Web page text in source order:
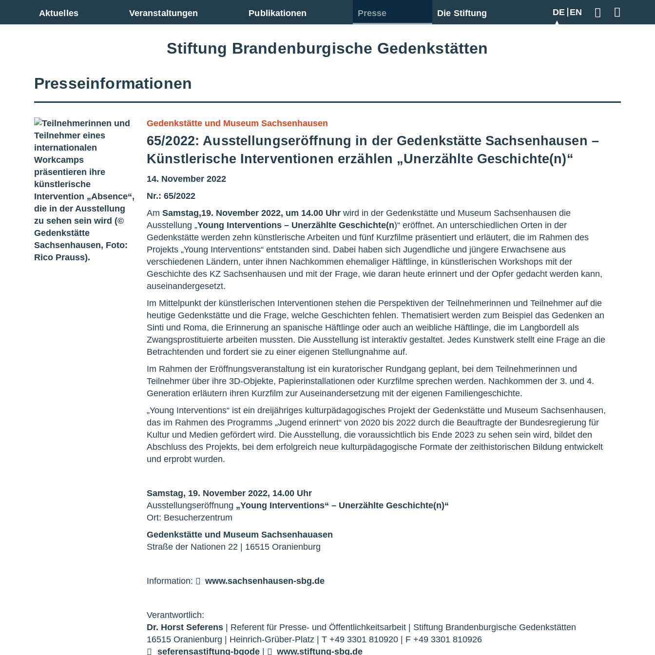
Aktuelles Veranstaltungen Publikationen Presse Die Stiftung DE EN
Zur Gesamtübersicht
Stiftung Brandenburgische Gedenkstätten
Presseinformationen
Gedenkstätte und Museum Sachsenhausen
65/2022: Ausstellungseröffnung in der Gedenkstätte Sachsenhausen –
Künstlerische Interventionen erzählen „Unerzählte Geschichte(n)“
14. November 2022
Nr.: 65/2022
AmSamstag,19. November 2022, um 14.00 Uhr wird in der Gedenkstätte und Museum Sachsenhausen die
Ausstellung „Young Interventions – Unerzählte Geschichte(n)“ eröffnet. An unterschiedlichen Orten in der
Gedenkstätte werden zehn künstlerische Arbeiten und fünf Kurzfilme präsentiert und erläutert, die im Rahmen des
Projekts „Young Interventions“ entstanden sind. Dabei haben sich Jugendliche und jüngere Erwachsene aus
verschiedenen Ländern, unter ihnen Nachkommen ehemaliger Häftlinge, in künstlerischen Workshops mit der
Geschichte des KZ Sachsenhausen und mit der Frage, wie daran heute erinnert und der Opfer gedacht werden kann,
auseinandergesetzt.
Im Mittelpunkt der künstlerischen Interventionen stehen die Perspektiven der Teilnehmerinnen und Teilnehmer auf die
heutige Gedenkstätte und die Frage, welche Geschichten fehlen. Thematisiert werden zum Beispiel das Gedenken an
Sinti und Roma, die Erinnerung an spanische Häftlinge oder auch an weibliche Häftlinge, die im Langbordell als
Zwangsprostituierte arbeiten mussten. Die Ausstellung ist interaktiv gestaltet. Jedes Kunstwerk stellt eine Frage an die
Betrachtenden und fordert sie zu einer eigenen Stellungnahme auf.
Im Rahmen der Eröffnungsveranstaltung ist ein kuratorischer Rundgang geplant, bei dem Teilnehmerinnen und
Teilnehmer über ihre 3D-Objekte, Papierinstallationen oder Kurzfilme sprechen werden. Nachkommen der 3. und 4.
Generation erläutern ihren Kurzfilm zur Auseinandersetzung mit der eigenen Familiengeschichte.
„Young Interventions“ ist ein dreijähriges kulturpädagogisches Projekt der Gedenkstätte und Museum Sachsenhausen,
das im Rahmen des Programms „Jugend erinnert“ von 2020 bis 2022 durch die Beauftragte der Bundesregierung für
Kultur und Medien gefördert wird. Die Ausstellung, die voraussichtlich bis Ende 2023 zu sehen sein wird, bildet den
Abschluss des Projekts, bei dem erfolgreich neue kulturpädagogische Formate der zeithistorischen Bildung entwickelt
und erprobt wurden.
Samstag, 19. November 2022, 14.00 Uhr
Ausstellungseröffnung „Young Interventions“ – Unerzählte Geschichte(n)“
Ort: Besucherzentrum
Gedenkstätte und Museum Sachsenhauasen
Straße der Nationen 22 | 16515 Oranienburg
Information: www.sachsenhausen-sbg.de
Verantwortlich:
Dr. Horst Seferens | Referent für Presse- und Öffentlichkeitsarbeit | Stiftung Brandenburgische Gedenkstätten
16515 Oranienburg | Heinrich-Grüber-Platz | T +49 3301 810920 | F +49 3301 810926
seferensastiftung-bgode www.stiftung-sbg.de